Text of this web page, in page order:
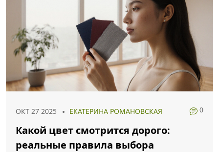
ОКТ 27 2025 ЕКАТЕРИНА РОМАНОВСКАЯ 0
Какой цвет смотрится дорого:
реальные правила выбора